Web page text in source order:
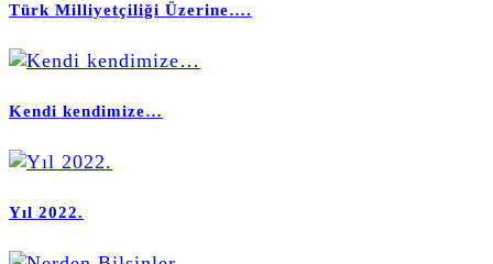
Türk Milliyetçiliği Üzerine….
Kendi kendimize…
Yıl 2022.